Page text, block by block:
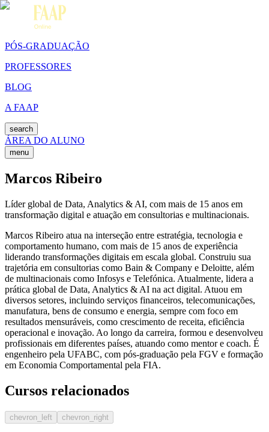
PÓS-GRADUAÇÃO
PROFESSORES
BLOG
A FAAP
search
ÁREA DO ALUNO
menu
Marcos Ribeiro
Líder global de Data, Analytics & AI, com mais de 15 anos em
transformação digital e atuação em consultorias e multinacionais.
Marcos Ribeiro atua na interseção entre estratégia, tecnologia e
comportamento humano, com mais de 15 anos de experiência
liderando transformações digitais em escala global. Construiu sua
trajetória em consultorias como Bain & Company e Deloitte, além
de multinacionais como Infosys e Telefónica. Atualmente, lidera a
prática global de Data, Analytics & AI na act digital. Atuou em
diversos setores, incluindo serviços financeiros, telecomunicações,
manufatura, bens de consumo e energia, sempre com foco em
resultados mensuráveis, como crescimento de receita, eficiência
operacional e inovação. Ao longo da carreira, formou e desenvolveu
profissionais em diferentes países, atuando como mentor e coach. É
engenheiro pela UFABC, com pós-graduação pela FGV e formação
em Economia Comportamental pela FIA.
Cursos relacionados
chevron_left chevron_right